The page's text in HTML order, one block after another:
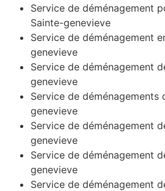
Service de déménagement
Sainte-genevieve
Service de déménagement
genevieve
Service de déménagement
genevieve
Service de déménagements
genevieve
Service de déménagement
genevieve
Service de déménagement
genevieve
Service de déménagement